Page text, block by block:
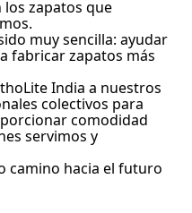
los zapatos que
muy sencilla: ayudar
fabricar zapatos más
India a nuestros
colectivos para
comodidad
servimos y
camino hacia el futuro